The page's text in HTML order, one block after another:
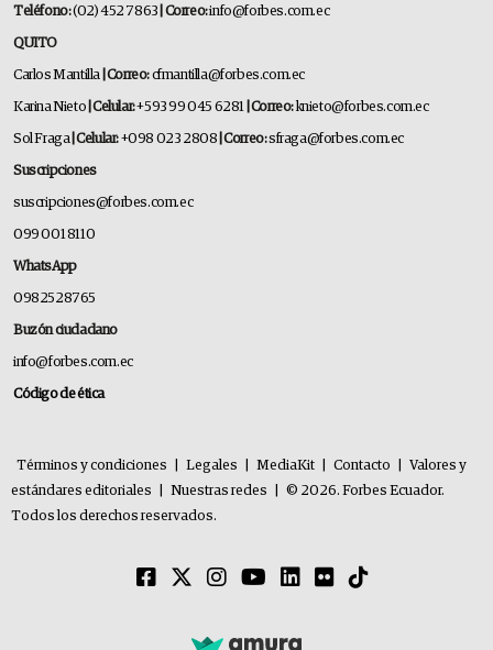
Teléfono:(02) 452 7863 | Correo:info@forbes.com.ec
QUITO
Carlos Mantilla | Correo:cfmantilla@forbes.com.ec
Karina Nieto | Celular:+593 99 045 6281 | Correo: knieto@forbes.com.ec
Sol Fraga | Celular:+098 023 2808 | Correo:sfraga@forbes.com.ec
Suscripciones
suscripciones@forbes.com.ec
099 001 8110
WhatsApp
0982528765
Buzón ciudadano
info@forbes.com.ec
Código de ética
Términos y condiciones Legales MediaKit Contacto
Valores y
estándares editoriales
Nuestras redes
© 2026. Forbes Ecuador.
Todos los derechos reservados.